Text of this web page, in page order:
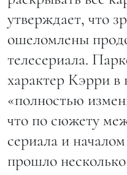
утверждает, что
ошеломлены
телесериала.
характер Кэрри
«полностью
что по сюжету
сериала и
прошло